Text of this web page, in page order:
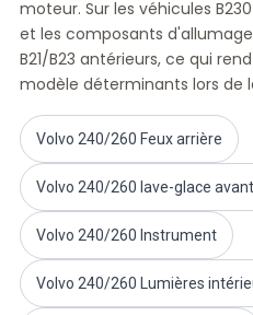
Pièces pour moteurs Volvo PV/
Volvo PV/Duett Divers
Tringlerie de l'accélérateur du
Volvo PV/Duett Heater/Fresh Air
Volvo PV/Duett Roues/Enjoliveurs
Pièces Volvo Amazon
Volvo Amazon Pièces de
Volvo Amazon Système de
Volvo Amazon Système de
Volvo Amazon Équipement
Volvo Amazon Pièces de moteur
Liaison de l'accélérateur du
moteur. Sur les véhicules
et les composants
B21/B23 antérieurs, ce qui
modèle déterminants lors de
Volvo 240/260 Feux arrière
Volvo 240/260 lave-glace
Volvo 240/260 Instrument
Volvo 240/260 Lumières